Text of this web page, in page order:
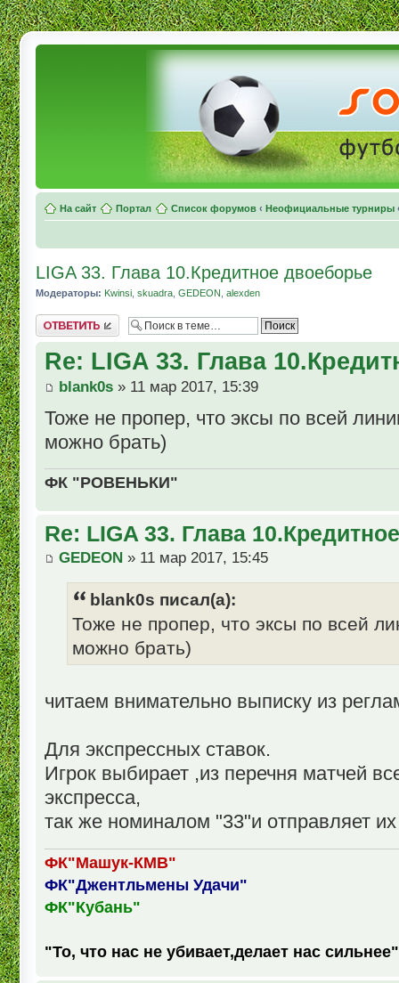
На сайт Портал Список форумов ‹ Неофициальные турниры
LIGA 33. Глава 10.Кредитное двоеборье
Модераторы: Kwinsi skuadra GEDEON alexden
Комментировать
Re: LIGA 33. Глава
blank0s » 11 мар 2017, 15:39
Тоже не пропер, что эксы по всей
можно брать)
ФК "РОВЕНЬКИ"
Re: LIGA 33. Глава
GEDEON » 11 мар 2017, 15:45
blank0s писал(а):
Тоже не пропер, что эксы по всей
можно брать)
читаем внимательно выписку из
Для экспрессных ставок.
Игрок выбирает ,из перечня матчей
экспресса,
так же номиналом "33"и отправляет их
ФК"Машук-КМВ"
ФК"Джентльмены Удачи"
ФК"Кубань"
"То, что нас не убивает,делает нас сильнее"